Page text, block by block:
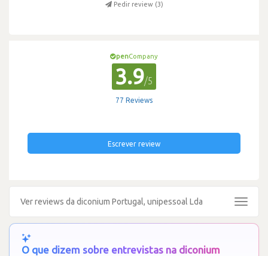
Pedir review (3)
penCompany
3.9/5
77 Reviews
Escrever review
Ver reviews da diconium Portugal, unipessoal Lda
Toggle
O que dizem sobre entrevistas na diconium